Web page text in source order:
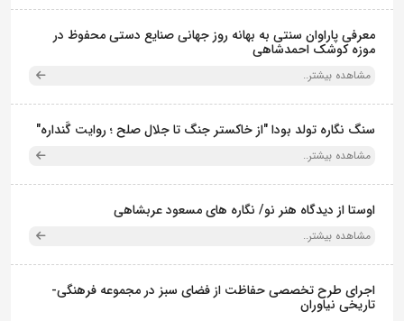
معرفی پاراوان سنتی به بهانه روز جهانی صنایع دستی محفوظ در
موزه کوشک احمدشاهی
مشاهده بیشتر..
سنگ نگاره تولد بودا "از خاکستر جنگ تا جلال صلح ؛ روایت گَنداره"
مشاهده بیشتر..
اوستا از دیدگاه هنر نو/ نگاره های مسعود عربشاهی
مشاهده بیشتر..
اجرای طرح تخصصی حفاظت از فضای سبز در مجموعه فرهنگی-
تاریخی نیاوران